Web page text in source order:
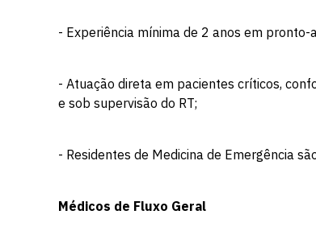
- Experiência mínima de 2 anos em
- Atuação direta em pacientes críticos,
e sob supervisão do RT;
- Residentes de Medicina de Emergência
Médicos de Fluxo Geral